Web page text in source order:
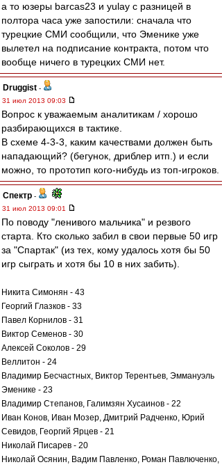
а то юзеры barcas23 и yulay с разницей в
полтора часа уже запостили: сначала что
турецкие СМИ сообщили, что Эменике уже
вылетел на подписание контракта, потом что
вообще ничего в турецких СМИ нет.
Druggist -
31 июл 2013 09:03
Вопрос к уважаемым аналитикам / хорошо
разбирающихся в тактике.
В схеме 4-3-3, каким качествами должен быть
нападающий? (бегунок, дриблер итп.) и если
можно, то прототип кого-нибудь из топ-игроков.
Спектр -
31 июл 2013 09:01
По поводу "ленивого мальчика" и резвого
старта. Кто сколько забил в свои первые 50 игр
за "Спартак" (из тех, кому удалось хотя бы 50
игр сыграть и хотя бы 10 в них забить).
Никита Симонян - 43
Георгий Глазков - 33
Павел Корнилов - 31
Виктор Семенов - 30
Алексей Соколов - 29
Веллитон - 24
Владимир Бесчастных, Виктор Терентьев, Эммануэль
Эменике - 23
Владимир Степанов, Галимзян Хусаинов - 22
Иван Конов, Иван Мозер, Дмитрий Радченко, Юрий
Севидов, Георгий Ярцев - 21
Николай Писарев - 20
Николай Осянин, Вадим Павленко, Роман Павлюченко,